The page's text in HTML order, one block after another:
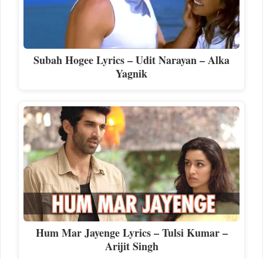
Subah Hogee Lyrics – Udit Narayan – Alka
Yagnik
Hum Mar Jayenge Lyrics – Tulsi Kumar –
Arijit Singh